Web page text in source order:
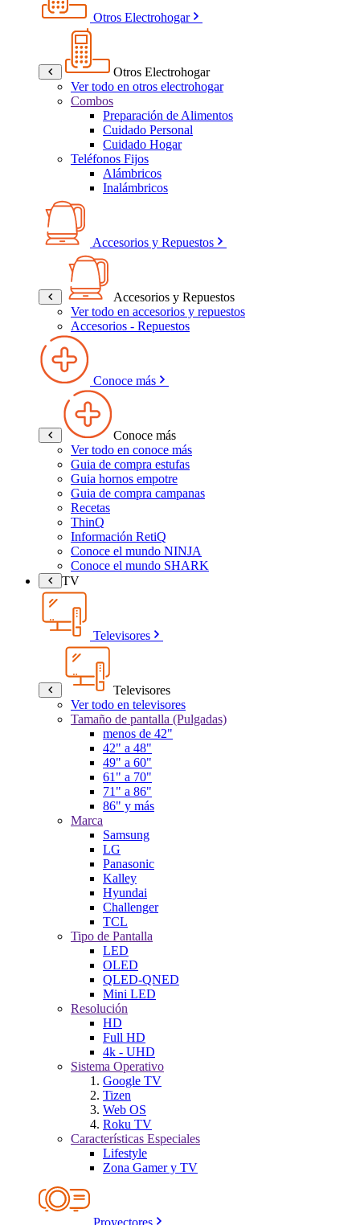
Otros Electrohogar
Otros Electrohogar
Ver todo en otros electrohogar
Combos
Preparación de Alimentos
Cuidado Personal
Cuidado Hogar
Teléfonos Fijos
Alámbricos
Inalámbricos
Accesorios y Repuestos
Accesorios y Repuestos
Ver todo en accesorios y repuestos
Accesorios - Repuestos
Conoce más
Conoce más
Ver todo en conoce más
Guia de compra estufas
Guia hornos empotre
Guia de compra campanas
Recetas
ThinQ
Información RetiQ
Conoce el mundo NINJA
Conoce el mundo SHARK
TV
Televisores
Televisores
Ver todo en televisores
Tamaño de pantalla (Pulgadas)
menos de 42"
42" a 48"
49" a 60"
61" a 70"
71" a 86"
86" y más
Marca
Samsung
LG
Panasonic
Kalley
Hyundai
Challenger
TCL
Tipo de Pantalla
LED
OLED
QLED-QNED
Mini LED
Resolución
HD
Full HD
4k - UHD
Sistema Operativo
Google TV
Tizen
Web OS
Roku TV
Características Especiales
Lifestyle
Zona Gamer y TV
Proyectores